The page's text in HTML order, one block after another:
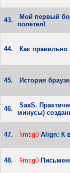
43.
Мой первый
полетел!
44. Как правильно
45. История
46.
SaaS.
минусы)
47. #msg0 Align: К
48. #msg0